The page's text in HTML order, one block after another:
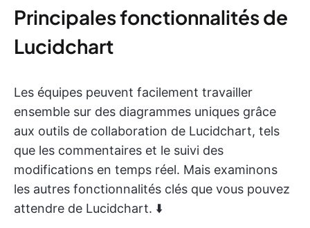
Principales fonctionnalités de
Lucidchart
Les équipes peuvent facilement travailler
ensemble sur des diagrammes uniques grâce
aux outils de collaboration de Lucidchart, tels
que les commentaires et le suivi des
modifications en temps réel. Mais examinons
les autres fonctionnalités clés que vous pouvez
attendre de Lucidchart. ⬇️